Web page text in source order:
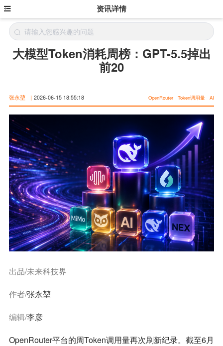
资讯详情
大模型Token消耗周榜：GPT-5.5掉出
前20
张永堃 | 2026-06-15 18:55:18 OpenRouter Token调用量 AI
出品/未来科技界
作者/张永堃
编辑/李彦
OpenRouter平台的周Token调用量再次刷新纪录。截至6月